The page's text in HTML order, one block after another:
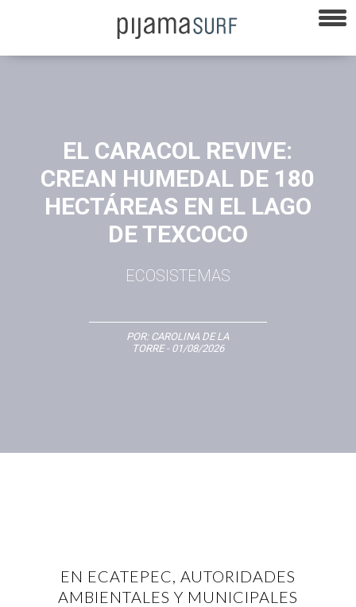
EL CARACOL REVIVE:
CREAN HUMEDAL DE 180
HECTÁREAS EN EL LAGO
DE TEXCOCO
ECOSISTEMAS
POR: CAROLINA DE LA
TORRE- 01/08/2026
EN ECATEPEC, AUTORIDADES
AMBIENTALES Y MUNICIPALES